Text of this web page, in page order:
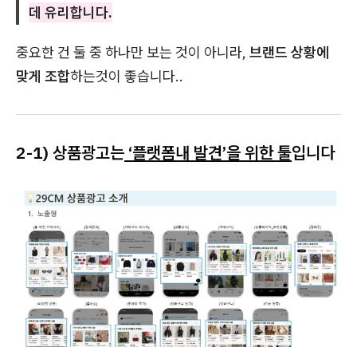
데 유리합니다.
중요한 건 둘 중 하나만 보는 것이 아니라, 브랜드 상황에
맞게 조합하는것이 좋습니다..
2-1) 상품광고는 ‘플랫폼내 발견’을 위한 툴입니다